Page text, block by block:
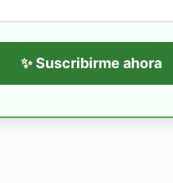
✨ Suscribirme ahora